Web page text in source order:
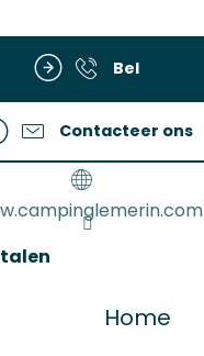
Home
Bel
Contacteer ons